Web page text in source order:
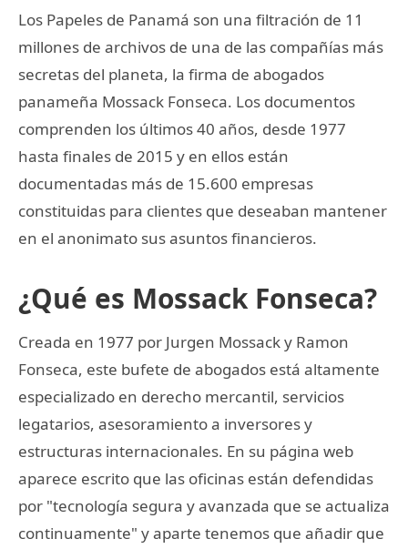
Los Papeles de Panamá son una filtración de 11
millones de archivos de una de las compañías más
secretas del planeta, la firma de abogados
panameña Mossack Fonseca. Los documentos
comprenden los últimos 40 años, desde 1977
hasta finales de 2015 y en ellos están
documentadas más de 15.600 empresas
constituidas para clientes que deseaban mantener
en el anonimato sus asuntos financieros.
¿Qué es Mossack Fonseca?
Creada en 1977 por Jurgen Mossack y Ramon
Fonseca, este bufete de abogados está altamente
especializado en derecho mercantil, servicios
legatarios, asesoramiento a inversores y
estructuras internacionales. En su página web
aparece escrito que las oficinas están defendidas
por "tecnología segura y avanzada que se actualiza
continuamente" y aparte tenemos que añadir que